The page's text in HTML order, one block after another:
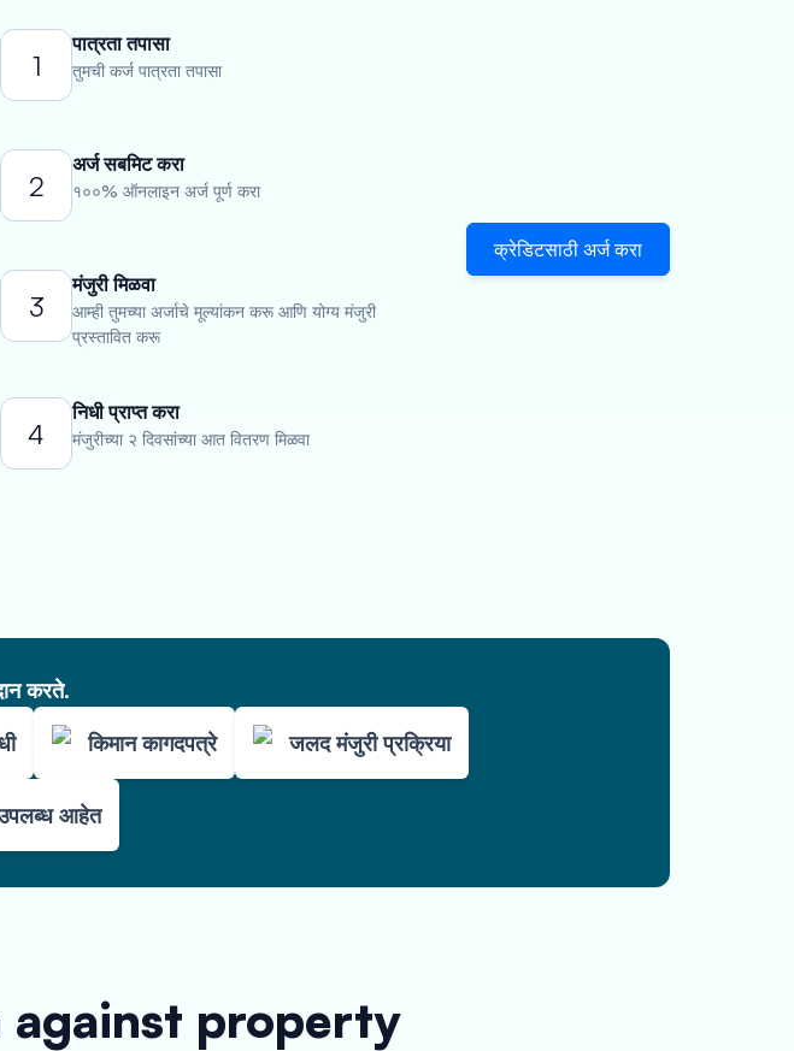
1
पात्रता तपासा
तुमची कर्ज पात्रता तपासा
2
अर्ज सबमिट करा
१००% ऑनलाइन अर्ज पूर्ण करा
3
मंजुरी मिळवा
आम्ही तुमच्या अर्जाचे मूल्यांकन करू आणि योग्य मंजुरी
प्रस्तावित करू
4
निधी प्राप्त करा
मंजुरीच्या २ दिवसांच्या आत वितरण मिळवा
क्रेडिटसाठी अर्ज करा
करते.
किमान कागदपत्रे जलद मंजुरी प्रक्रिया
आहेत
property